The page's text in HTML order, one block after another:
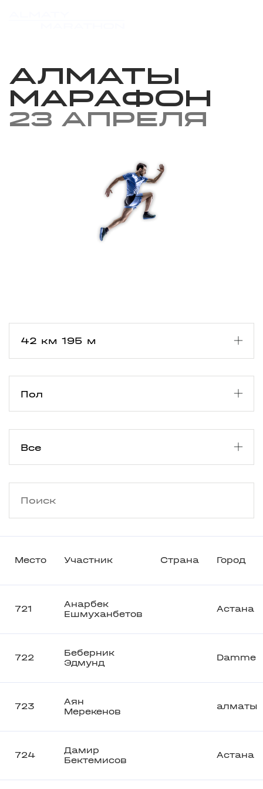
Алматы
Марафон
23 апреля
Место Участник Страна Город
721
Анарбек
Ешмуханбетов
Астана
722
Беберник
Эдмунд
Damme
723
Аян
Мерекенов
алматы
724
Дамир
Бектемисов
Астана